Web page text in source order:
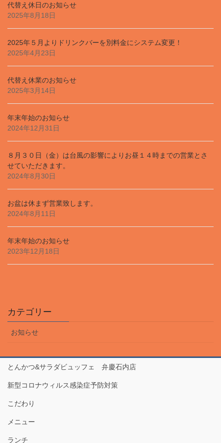
代替え休日のお知らせ
2025年8月18日
2025年５月よりドリンクバーを別料金にシステム変更！
2025年4月23日
代替え休業のお知らせ
2025年3月14日
年末年始のお知らせ
2024年12月31日
８月３０日（金）は台風の影響によりお昼１４時までの営業とさ
せていただきます。
2024年8月30日
お盆は休まず営業致します。
2024年8月11日
年末年始のお知らせ
2023年12月18日
カテゴリー
お知らせ
とんかつ&サラダビュッフェ 弁慶石内店
新型コロナウィルス感染症予防対策
こだわり
メニュー
ランチ